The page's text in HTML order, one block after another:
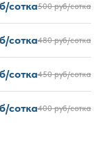
сотка500 руб/сотка
сотка480 руб/сотка
сотка450 руб/сотка
сотка400 руб/сотка